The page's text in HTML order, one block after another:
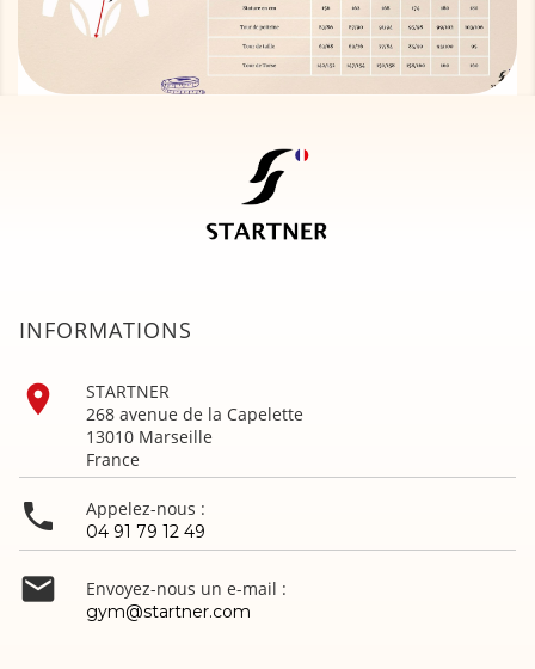
INFORMATIONS

STARTNER
268 avenue de la Capelette
13010 Marseille
France
 Appelez-nous :
04 91 79 12 49
 Envoyez-nous un e-mail :
gym@startner.com